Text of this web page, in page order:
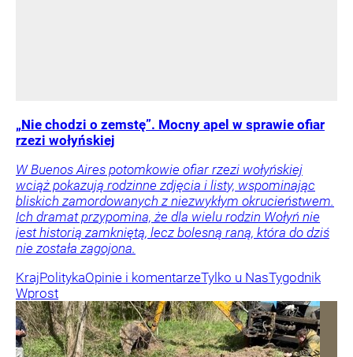
„Nie chodzi o zemstę”. Mocny apel w sprawie ofiar
rzezi wołyńskiej
W Buenos Aires potomkowie ofiar rzezi wołyńskiej
wciąż pokazują rodzinne zdjęcia i listy, wspominając
bliskich zamordowanych z niezwykłym okrucieństwem.
Ich dramat przypomina, że dla wielu rodzin Wołyń nie
jest historią zamkniętą, lecz bolesną raną, która do dziś
nie została zagojona.
KrajPolitykaOpinie i komentarzeTylko u NasTygodnik
Wprost